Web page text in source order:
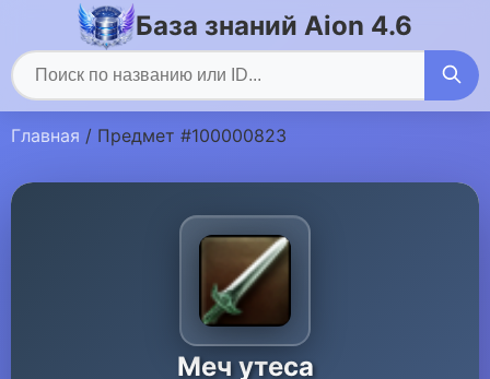
База знаний Aion 4.6
Главная / Предмет #100000823
Меч утеса